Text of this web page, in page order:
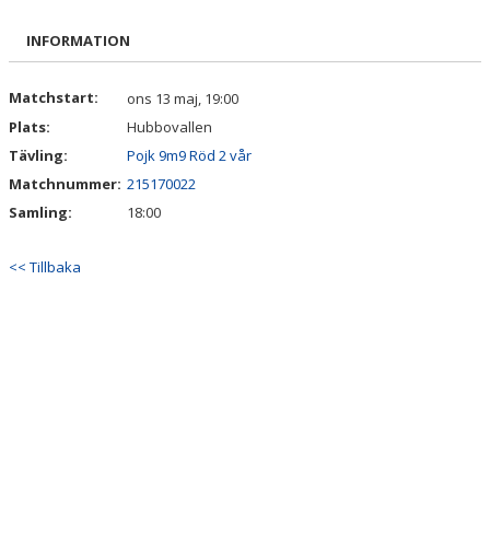
BILDGALLERI
INFORMATION
Matchstart:
ons 13 maj, 19:00
Plats:
Hubbovallen
Tävling:
Pojk 9m9 Röd 2 vår
Matchnummer: 215170022
Samling:
18:00
<< Tillbaka